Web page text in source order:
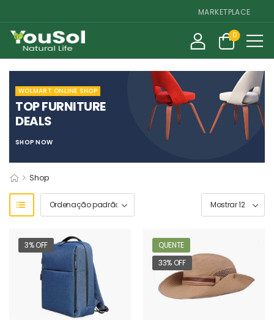
MARKETPLACE DE
0
WOLMART ONLINE SHOP
TOP FURNITURE
DEALS
SHOP NOW
> Shop
3% OFF
QUENTE
33% OFF